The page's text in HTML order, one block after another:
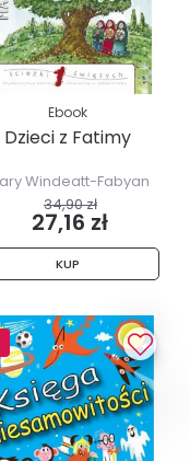
Ebook
Dzieci z Fatimy
Windeatt-Fabyan
34,90 zł
27,16 zł
KUP